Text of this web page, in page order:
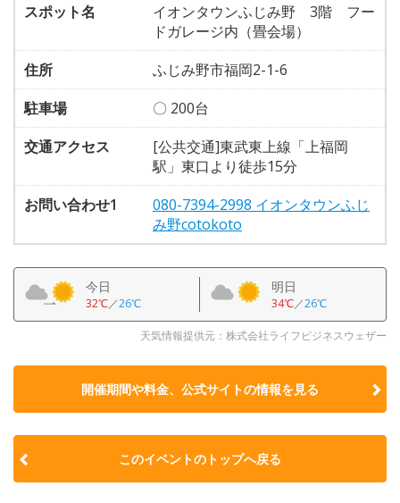
スポット名
イオンタウンふじみ野 3階 フー
ドガレージ内（畳会場）
住所
ふじみ野市福岡2-1-6
駐車場
〇 200台
交通アクセス
[公共交通]東武東上線「上福岡
駅」東口より徒歩15分
お問い合わせ1
080-7394-2998 イオンタウンふじ
み野cotokoto
今日
32℃／26℃
明日
34℃／26℃
天気情報提供元：株式会社ライフビジネスウェザー
開催期間や料金、公式サイトの情報を見る
このイベントのトップへ戻る